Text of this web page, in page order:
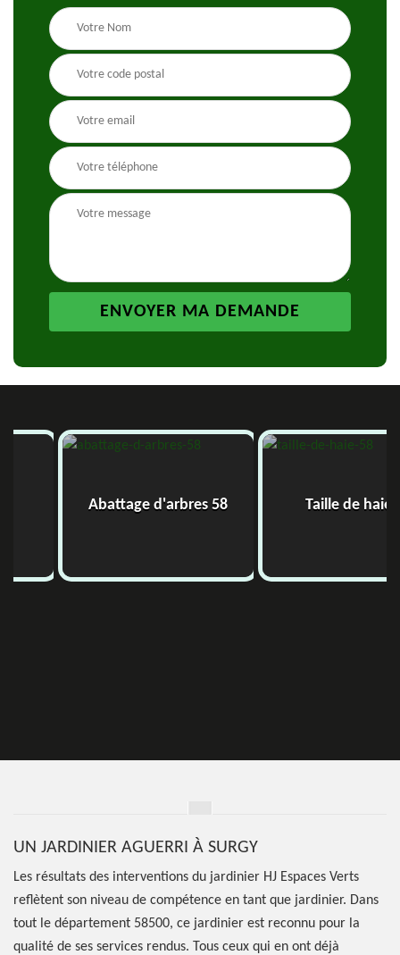
Abattage d'arbres 58 Taille de haie
UN JARDINIER AGUERRI À SURGY
Les résultats des interventions du jardinier HJ Espaces Verts
reflètent son niveau de compétence en tant que jardinier. Dans
tout le département 58500, ce jardinier est reconnu pour la
qualité de ses services rendus. Tous ceux qui en ont déjà